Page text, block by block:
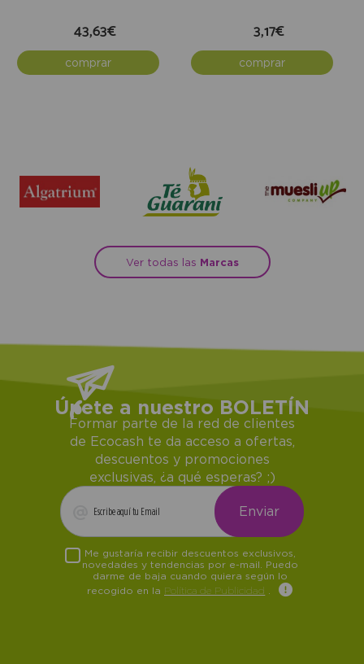
43,63€
comprar
3,17€
comprar
Ver todas las Marcas
Únete a nuestro BOLETÍN
Formar parte de la red de clientes
de Ecocash te da acceso a ofertas,
descuentos y promociones
exclusivas, ¿a qué esperas? ;)
Me gustaría recibir descuentos exclusivos,
novedades y tendencias por e-mail. Puedo
darme de baja cuando quiera según lo
recogido en la Política de Publicidad